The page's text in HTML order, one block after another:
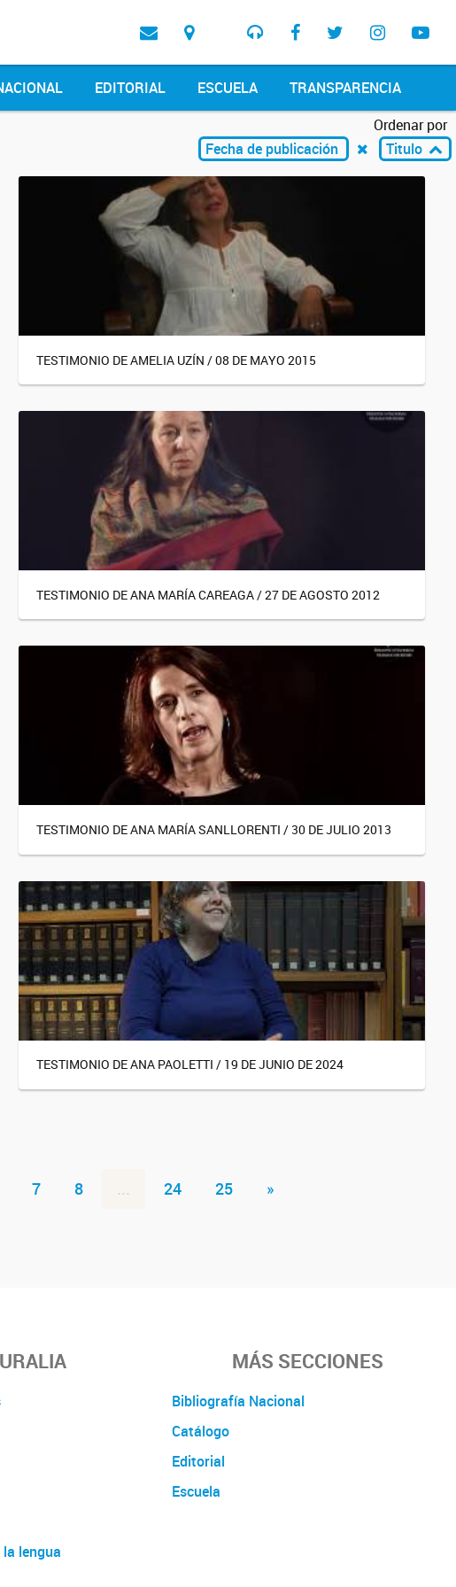
EDITORIAL ESCUELA TRANSPARENCIA
Ordenar por
Fecha de publicación
Titulo
TESTIMONIO DE AMELIA UZÍN / 08 DE MAYO 2015
TESTIMONIO DE ANA MARÍA CAREAGA / 27 DE AGOSTO 2012
TESTIMONIO DE ANA MARÍA SANLLORENTI / 30 DE JULIO 2013
TESTIMONIO DE ANA PAOLETTI / 19 DE JUNIO DE 2024
7 8 ... 24 25 »
lengua
MÁS SECCIONES
Bibliografía Nacional
Catálogo
Editorial
Escuela